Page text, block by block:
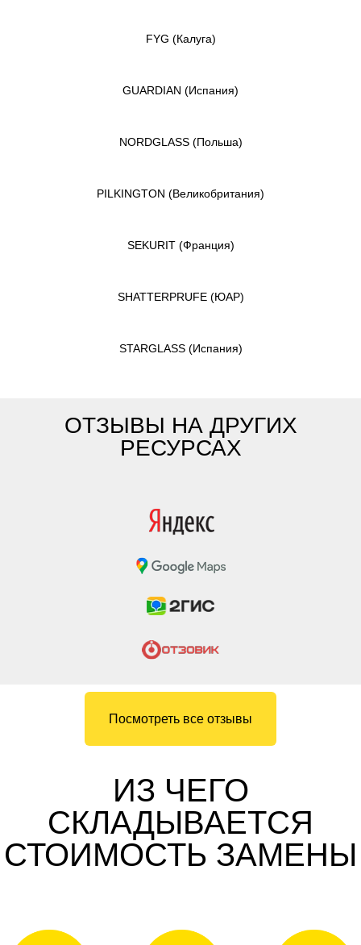
FYG (Калуга)
GUARDIAN (Испания)
NORDGLASS (Польша)
PILKINGTON (Великобритания)
SEKURIT (Франция)
SHATTERPRUFE (ЮАР)
STARGLASS (Испания)
ОТЗЫВЫ НА ДРУГИХ
РЕСУРСАХ
Посмотреть все отзывы
ИЗ ЧЕГО
СКЛАДЫВАЕТСЯ
СТОИМОСТЬ ЗАМЕНЫ